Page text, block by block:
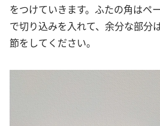
をつけていきます。ふたの角はペ
で切り込みを入れて、余分な部分
節をしてください。